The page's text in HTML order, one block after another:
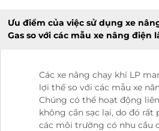
Ưu điểm của việc sử dụng xe
Gas so với các mẫu xe nâng điện
Các xe nâng chạy khí LP
lợi thế so với các mẫu xe
Chúng có thể hoạt động
không cần sạc lại, do đó rất
các môi trường có nhu cầu